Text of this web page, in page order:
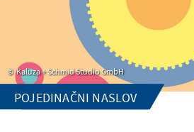
Kaluza + Schmid Studio GmbH
POJEDINAČNI NASLOV